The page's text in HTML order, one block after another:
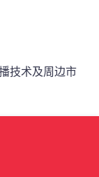
技术及周边市